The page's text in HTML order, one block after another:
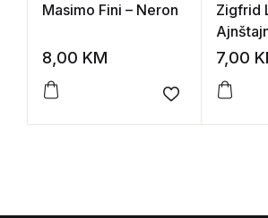
Masimo Fini – Neron
8,00 KM
Add to
Zigfrid
kod
7,00